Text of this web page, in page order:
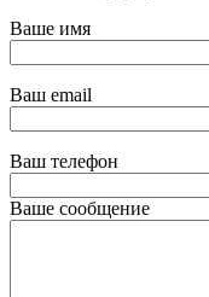
Ваше имя
Ваш email
Ваш телефон
Ваше сообщение